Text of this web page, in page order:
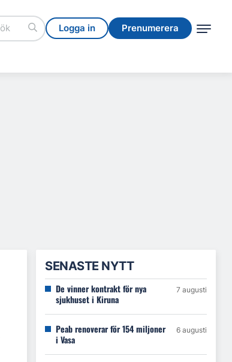
Logga in Prenumerera
Logga in Prenumerera
SENASTE NYTT
De vinner kontrakt för nya
sjukhuset i Kiruna
7 augusti
Peab renoverar för 154 miljoner
i Vasa
6 augusti